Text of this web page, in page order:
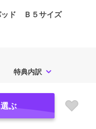
ッド Ｂ５サイズ
特典内訳
ぶ